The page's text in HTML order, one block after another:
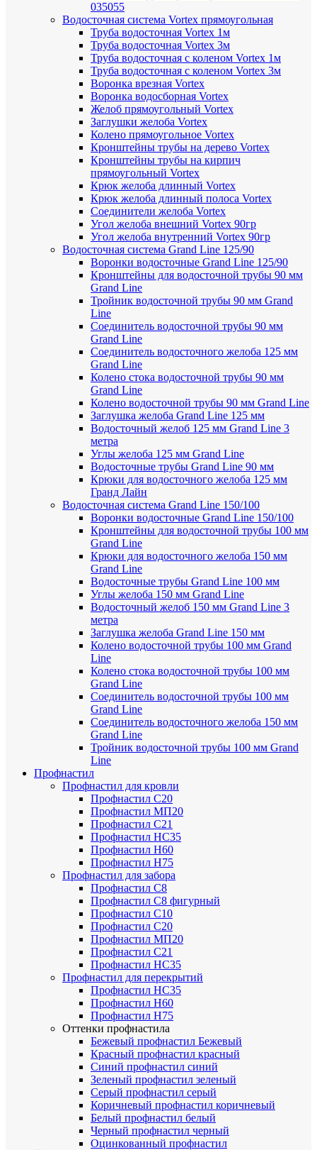
035055
Водосточная система Vortex прямоугольная
Труба водосточная Vortex 1м
Труба водосточная Vortex 3м
Труба водосточная с коленом Vortex 1м
Труба водосточная с коленом Vortex 3м
Воронка врезная Vortex
Воронка водосборная Vortex
Желоб прямоугольный Vortex
Заглушки желоба Vortex
Колено прямоугольное Vortex
Кронштейны трубы на дерево Vortex
Кронштейны трубы на кирпич
прямоугольный Vortex
Крюк желоба длинный Vortex
Крюк желоба длинный полоса Vortex
Соединители желоба Vortex
Угол желоба внешний Vortex 90гр
Угол желоба внутренний Vortex 90гр
Водосточная система Grand Line 125/90
Воронки водосточные Grand Line 125/90
Кронштейны для водосточной трубы 90 мм
Grand Line
Тройник водосточной трубы 90 мм Grand
Line
Соединитель водосточной трубы 90 мм
Grand Line
Соединитель водосточного желоба 125 мм
Grand Line
Колено стока водосточной трубы 90 мм
Grand Line
Колено водосточной трубы 90 мм Grand Line
Заглушка желоба Grand Line 125 мм
Водосточный желоб 125 мм Grand Line 3
метра
Углы желоба 125 мм Grand Line
Водосточные трубы Grand Line 90 мм
Крюки для водосточного желоба 125 мм
Гранд Лайн
Водосточная система Grand Line 150/100
Воронки водосточные Grand Line 150/100
Кронштейны для водосточной трубы 100 мм
Grand Line
Крюки для водосточного желоба 150 мм
Grand Line
Водосточные трубы Grand Line 100 мм
Углы желоба 150 мм Grand Line
Водосточный желоб 150 мм Grand Line 3
метра
Заглушка желоба Grand Line 150 мм
Колено водосточной трубы 100 мм Grand
Line
Колено стока водосточной трубы 100 мм
Grand Line
Соединитель водосточной трубы 100 мм
Grand Line
Соединитель водосточного желоба 150 мм
Grand Line
Тройник водосточной трубы 100 мм Grand
Line
Профнастил
Профнастил для кровли
Профнастил С20
Профнастил МП20
Профнастил С21
Профнастил НС35
Профнастил Н60
Профнастил Н75
Профнастил для забора
Профнастил С8
Профнастил С8 фигурный
Профнастил С10
Профнастил С20
Профнастил МП20
Профнастил С21
Профнастил НС35
Профнастил для перекрытий
Профнастил НС35
Профнастил Н60
Профнастил Н75
Оттенки профнастила
Бежевый профнастил Бежевый
Красный профнастил красный
Синий профнастил синий
Зеленый профнастил зеленый
Серый профнастил серый
Коричневый профнастил коричневый
Белый профнастил белый
Черный профнастил черный
Оцинкованный профнастил